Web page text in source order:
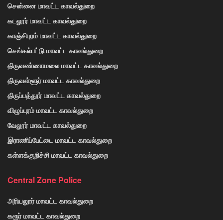
சென்னை மாவட்ட காவல்துறை
கடலூர் மாவட்ட காவல்துறை
காஞ்சிபுரம் மாவட்ட காவல்துறை
செங்கல்பட்டு மாவட்ட காவல்துறை
திருவண்ணாமலை மாவட்ட காவல்துறை
திருவள்ளூர் மாவட்ட காவல்துறை
திருப்பத்தூர் மாவட்ட காவல்துறை
விழுப்புரம் மாவட்ட காவல்துறை
வேலூர் மாவட்ட காவல்துறை
இராணிப்பேட்டை மாவட்ட காவல்துறை
கள்ளக்குறிச்சி மாவட்ட காவல்துறை
Central Zone Police
அரியலூர் மாவட்ட காவல்துறை
கரூர் மாவட்ட காவல்துறை